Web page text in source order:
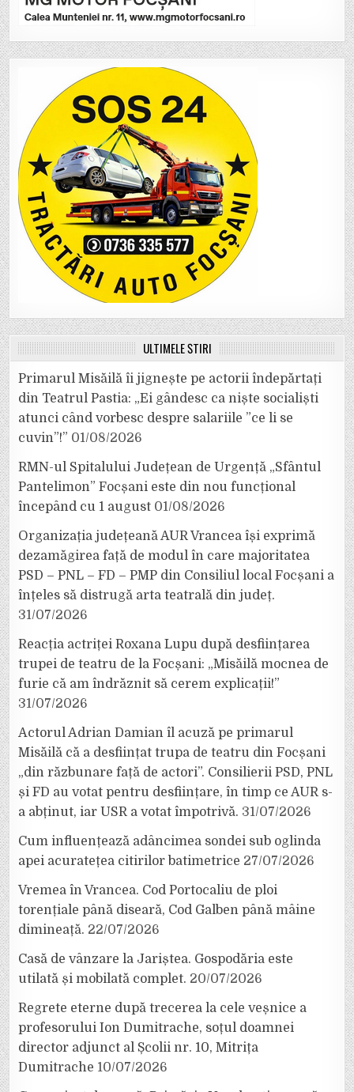
ULTIMELE ȘTIRI
Primarul Misăilă îi jignește pe actorii îndepărtați
din Teatrul Pastia: „Ei gândesc ca niște socialiști
atunci când vorbesc despre salariile ”ce li se
cuvin”!” 01/08/2026
RMN-ul Spitalului Județean de Urgență „Sfântul
Pantelimon” Focșani este din nou funcțional
începând cu 1 august 01/08/2026
Organizația județeană AUR Vrancea își exprimă
dezamăgirea față de modul în care majoritatea
PSD – PNL – FD – PMP din Consiliul local Focșani a
înțeles să distrugă arta teatrală din județ.
31/07/2026
Reacția actriței Roxana Lupu după desființarea
trupei de teatru de la Focșani: „Misăilă mocnea de
furie că am îndrăznit să cerem explicații!”
31/07/2026
Actorul Adrian Damian îl acuză pe primarul
Misăilă că a desființat trupa de teatru din Focșani
„din răzbunare față de actori”. Consilierii PSD, PNL
și FD au votat pentru desființare, în timp ce AUR s-
a abținut, iar USR a votat împotrivă. 31/07/2026
Cum influențează adâncimea sondei sub oglinda
apei acuratețea citirilor batimetrice 27/07/2026
Vremea în Vrancea. Cod Portocaliu de ploi
torențiale până diseară, Cod Galben până mâine
dimineață. 22/07/2026
Casă de vânzare la Jariștea. Gospodăria este
utilată și mobilată complet. 20/07/2026
Regrete eterne după trecerea la cele veșnice a
profesorului Ion Dumitrache, soțul doamnei
director adjunct al Școlii nr. 10, Mitrița
Dumitrache 10/07/2026